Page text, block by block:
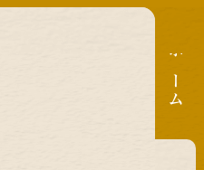
ホーム